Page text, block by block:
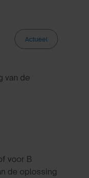
Actueel
van de
voor B
de oplossing